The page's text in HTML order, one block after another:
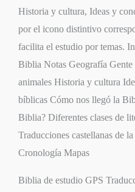
Historia y cultura, Ideas y
por el icono distintivo
facilita el estudio por temas.
Biblia Notas Geografía
animales Historia y cultura
bíblicas Cómo nos llegó la
Biblia? Diferentes clases de
Traducciones castellanas de
Cronología Mapas
Biblia de estudio GPS